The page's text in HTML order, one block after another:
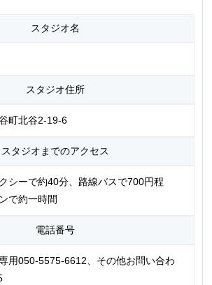
スタジオ名
スタジオ住所
町北谷2-19-6
スタジオまでのアクセス
シーで約40分、路線バスで700円程
で約一時間
電話番号
用050-5575-6612、その他お問い合わ